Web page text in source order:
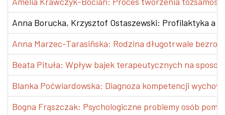
Anna Borucka, Krzysztof Ostaszewski: Profilaktyka a
Anna Marzec-Tarasiñska: Rodzina długotrwale
Beata Pituła: Wpływ bajek terapeutycznych na
Blanka Poćwiardowska: Diagnoza kompetencji
Bogna Frąszczak: Psychologiczne problemy osób